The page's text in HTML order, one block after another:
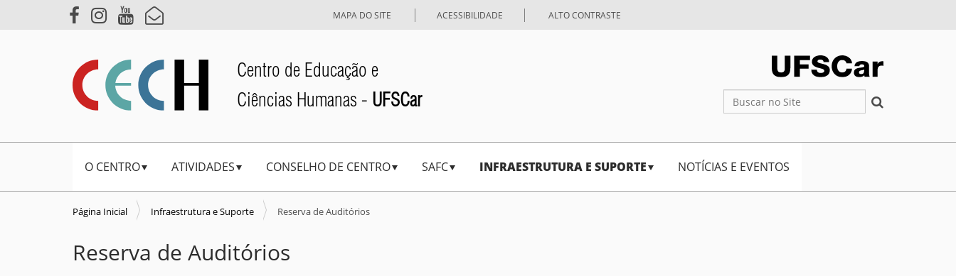
Centro de Educação e
Ciências Humanas - UFSCar Busca
MAPA DO SITE ACESSIBILIDADE ALTO CONTRASTE
v
O CENTRO ATIVIDADES CONSELHO DE CENTRO SAFC INFRAESTRUTURA E SUPORTE NOTÍCIAS E EVENTOS
Página Inicial Infraestrutura e Suporte Reserva de Auditórios
Reserva de Auditórios